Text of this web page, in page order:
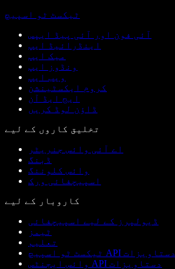
ٹیکسٹ ٹو اسپیچ
آئی فون اور آئی پیڈ ایپس
اینڈرائیڈ ایپ
میک ایپ
ونڈوز ایپ
ویب ایپ
کروم ایکسٹینشن
ایج ایڈ آن
ڈاؤن لوڈ کریں
تخلیق کاروں کے لیے
اے آئی وائس جنریٹر
ڈبنگ
وائس کلوننگ
اسپیچفائی ورک
کاروبار کے لیے
ڈیولپرز کے لیے اسپیچفائی
ٹیمز
تعلیم
ٹیکسٹ ٹو اسپیچ API دستاویزات
وائس ایجنٹس API دستاویزات